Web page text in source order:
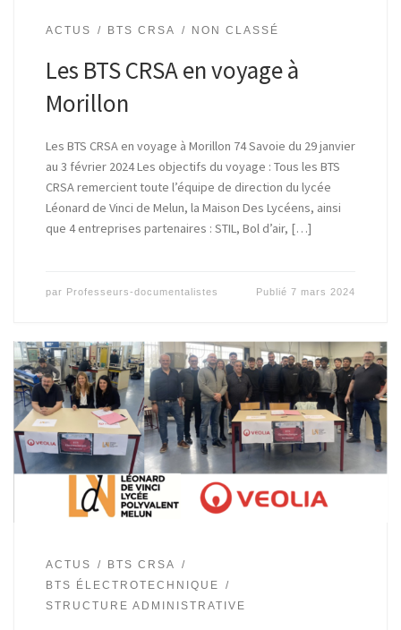
ACTUS BTS CRSA NON CLASSÉ
Les BTS CRSA en voyage à
Morillon
Les BTS CRSA en voyage à Morillon 74 Savoie du 29 janvier
au 3 février 2024 Les objectifs du voyage : Tous les BTS
CRSA remercient toute l’équipe de direction du lycée
Léonard de Vinci de Melun, la Maison Des Lycéens, ainsi
que 4 entreprises partenaires : STIL, Bol d’air, […]
par Professeurs-documentalistes Publié7 mars 2024
ACTUS
BTS CRSA
BTS ÉLECTROTECHNIQUE
STRUCTURE ADMINISTRATIVE